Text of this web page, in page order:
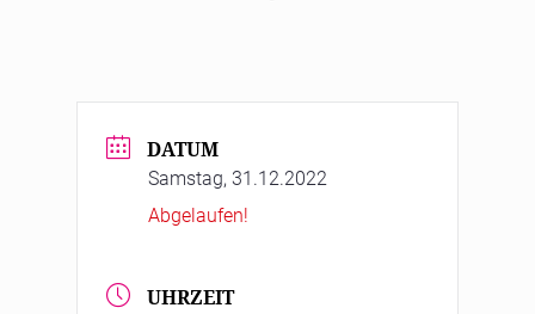
DATUM
Samstag, 31.12.2022
Abgelaufen!
UHRZEIT